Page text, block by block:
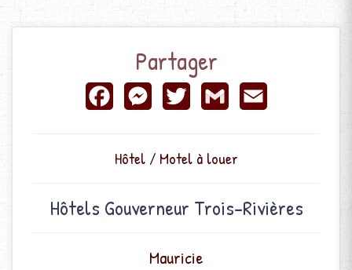
Partager
FacebookMessenger
TwitterGmail Email
Hôtel / Motel à louer
Hôtels Gouverneur Trois-Rivières
Mauricie